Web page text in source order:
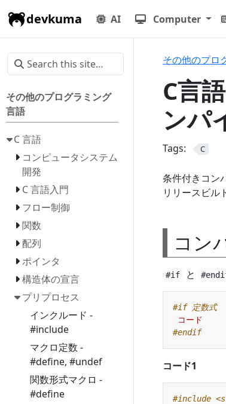
devkuma AI Computer
その他のプログラミング
言語
C 言語
コンピュータシステム
開発
C 言語入門
フロー制御
関数
配列
ポインタ
構造体の宣言
プリプロセス
インクルード -
#include
マクロ定数 -
#define, #undef
関数形式マクロ -
#define
その他のプロ
C言
ンパ
Tags: C
条件付きコン
リリースビル
コン
#if と
コード
コード1
#include